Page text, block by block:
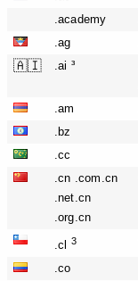
.academy
.ag
🇦🇮 .ai ³
.am
.bz
.cc
.cn .com.cn
.net.cn
.org.cn
.cl 3
.co